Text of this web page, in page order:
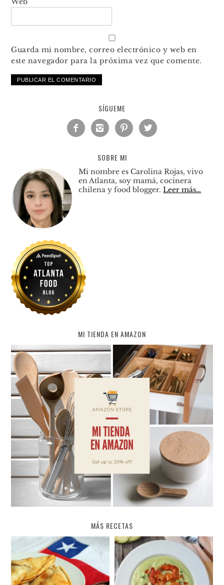
Guarda mi nombre, correo electrónico y web en
este navegador para la próxima vez que comente.
SÍGUEME
   
SOBRE MI
Mi nombre es Carolina Rojas, vivo
en Atlanta, soy mamá, cocinera
chilena y food blogger.Leer más…
MI TIENDA EN AMAZON
MÁS RECETAS